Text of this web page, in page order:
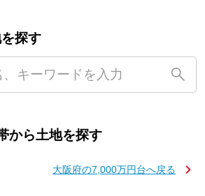
探す
から土地を探す
大阪府の7,000万円台へ戻る